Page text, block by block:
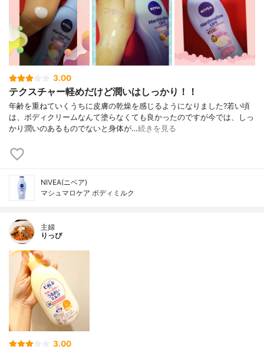
3.00
テクスチャー軽めだけど潤いはしっかり！！
年齢を重ねていくうちに皮膚の乾燥を感じるようになりました?若い頃
は、ボディクリームなんて塗らなくても良かったのですが今では、しっ
かり潤いのあるものでないと身体が…続きを見る
NIVEA(ニベア)
マシュマロケア ボディミルク
主婦
りっぴ
3.00